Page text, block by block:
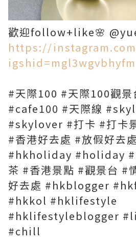
歡迎follow+like🌸
https://
igshid=mgl3wgvbhyfm
#天際100 #天際100觀
#cafe100 #天際線
#skylover #打卡 #打卡
#香港好去處 #放假好去
#hkholiday #holiday #
茶 #香港景點 #觀景台 #
好去處 #hkblogger
#hkkol #hklifestyle
#hklifestyleblogger
#chill